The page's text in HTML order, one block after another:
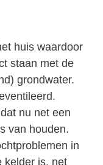
huis waardoor
staan met de
grondwater.
nu net een
van houden.
in
kelder is, net